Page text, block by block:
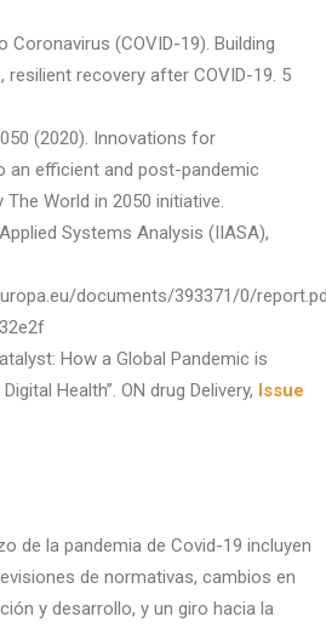
Coronavirus (COVID-19). Building
resilient recovery after COVID-19. 5
(2020). Innovations for
an efficient and post-pandemic
World in 2050 initiative.
Systems Analysis (IIASA),
documents/393371/0/
How a Global Pandemic is
Health”. ON drug Delivery, Issue
de la pandemia de Covid-19 incluyen
de normativas, cambios en
y desarrollo, y un giro hacia la